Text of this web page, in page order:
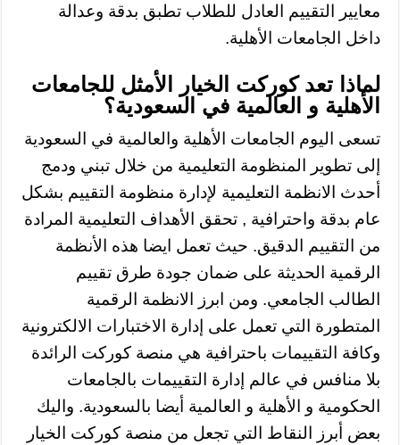
معايير التقييم العادل للطلاب تطبق بدقة وعدالة
داخل الجامعات الأهلية.
لماذا تعدكوركت الخيار الأمثل للجامعات
الأهلية و العالمية في السعودية؟
تسعى اليوم الجامعات الأهلية والعالمية في السعودية
إلى تطوير المنظومة التعليمية من خلال تبني ودمج
أحدث الانظمة التعليمية لإدارة منظومة التقييم بشكل
عام بدقة واحترافية , تحقق الأهداف التعليمية المرادة
من التقييم الدقيق. حيث تعمل ايضا هذه الأنظمة
الرقمية الحديثة على ضمان جودة طرق تقييم
الطالب الجامعي. ومن ابرز الانظمة الرقمية
المتطورة التي تعمل على إدارة الاختبارات الالكترونية
وكافة التقييمات باحترافية هي منصة كوركت الرائدة
بلا منافس في عالم إدارة التقييمات بالجامعات
الحكومية و الأهلية و العالمية أيضا بالسعودية. واليك
بعض أبرز النقاط التي تجعل من منصة كوركت الخيار